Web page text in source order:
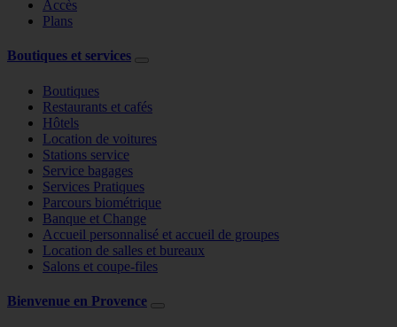
Accès
Plans
Boutiques et services
Boutiques
Restaurants et cafés
Hôtels
Location de voitures
Stations service
Service bagages
Services Pratiques
Parcours biométrique
Banque et Change
Accueil personnalisé et accueil de groupes
Location de salles et bureaux
Salons et coupe-files
Bienvenue en Provence